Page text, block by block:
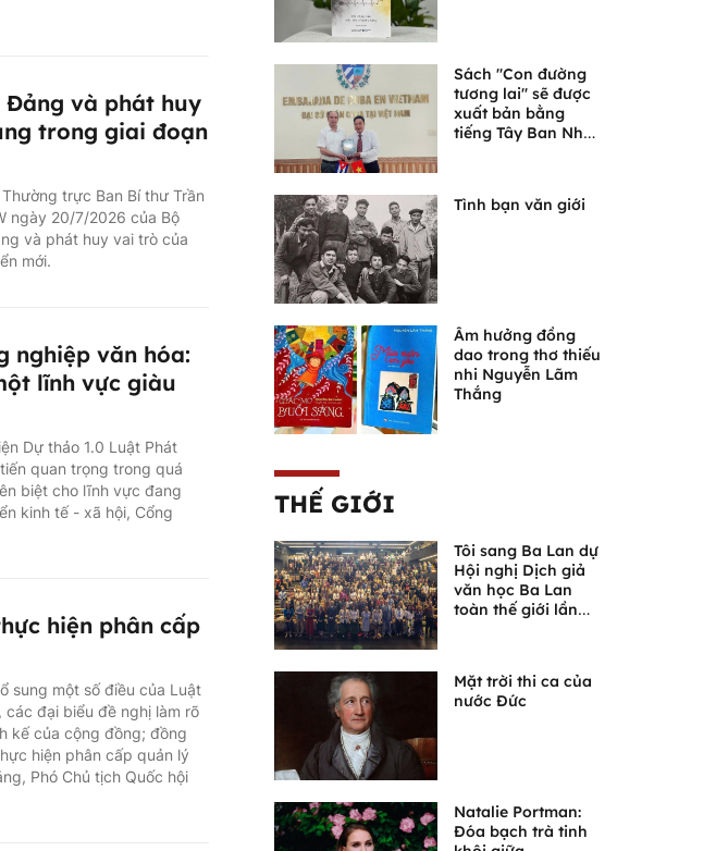
Đảng và phát huy
trong giai đoạn
trực Ban Bí thư Trần
ngày 20/7/2026 của Bộ
và phát huy vai trò của
mới.
nghiệp văn hóa:
lĩnh vực giàu
Dự thảo 1.0 Luật Phát
quan trọng trong quá
biệt cho lĩnh vực đang
kinh tế - xã hội, Cổng
hiện phân cấp
sung một số điều của Luật
các đại biểu đề nghị làm rõ
kế của cộng đồng; đồng
hiện phân cấp quản lý
Phó Chủ tịch Quốc hội
Sách "Con đường
tương lai" sẽ được
xuất bản bằng
tiếng Tây Ban Nha
Tình bạn văn giới
Âm hưởng đồng
dao trong thơ thiếu
nhi Nguyễn Lãm
Thắng
THẾ GIỚI
Tôi sang Ba Lan dự
Hội nghị Dịch giả
văn học Ba Lan
toàn thế giới lần
Mặt trời thi ca của
nước Đức
Natalie Portman:
Đóa bạch trà tinh